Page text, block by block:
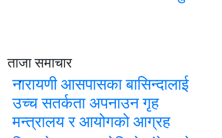
ताजा समाचार
नारायणी आसपासका बासिन्दालाई
उच्च सतर्कता अपनाउन गृह
मन्त्रालय र आयोगको आग्रह